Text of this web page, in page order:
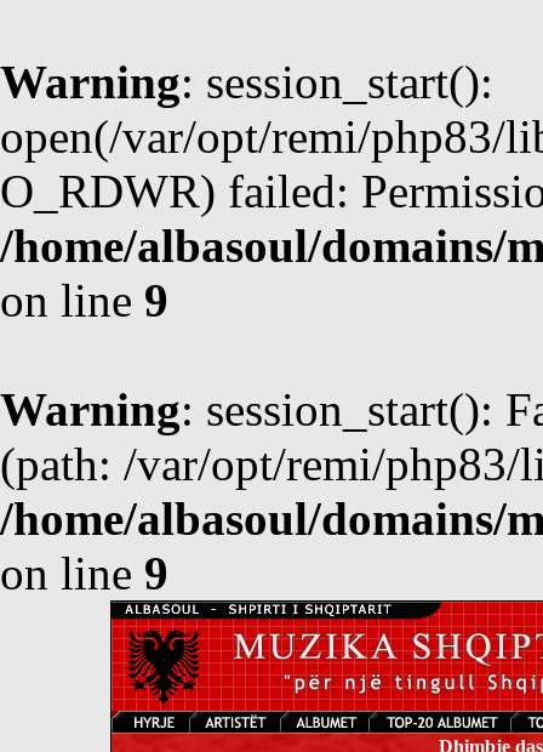
Warning: session_start():
open(/var/opt/remi/php83/
O_RDWR) failed:
/home/albasoul/domains/
on line 9
Warning: session_start():
(path: /var/opt/remi/php83/
/home/albasoul/domains/
on line 9
Dhimbje